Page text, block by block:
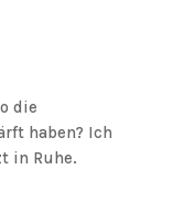
die
haben? Ich
in Ruhe.